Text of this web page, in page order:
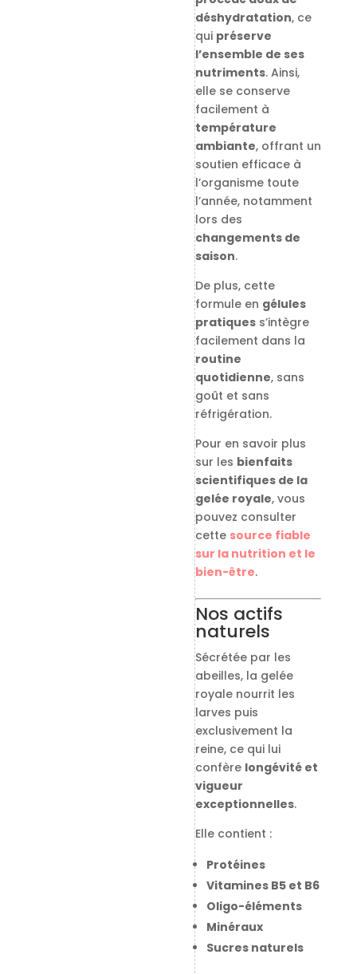
déshydratation, ce
qui préserve
l’ensemble de ses
nutriments. Ainsi,
elle se conserve
facilement à
température
ambiante, offrant un
soutien efficace à
l’organisme toute
l’année, notamment
lors des
changements de
saison.
De plus, cette
formule en gélules
pratiquess’intègre
facilement dans la
routine
quotidienne, sans
goût et sans
réfrigération.
Pour en savoir plus
sur les bienfaits
scientifiques de la
gelée royale, vous
pouvez consulter
cette source fiable
sur la nutrition et le
bien-être.
Nos actifs
naturels
Sécrétée par les
abeilles, la gelée
royale nourrit les
larves puis
exclusivement la
reine, ce qui lui
confère longévité et
vigueur
exceptionnelles.
Elle contient :
Protéines
Vitamines B5 et B6
Oligo-éléments
Minéraux
Sucres naturels